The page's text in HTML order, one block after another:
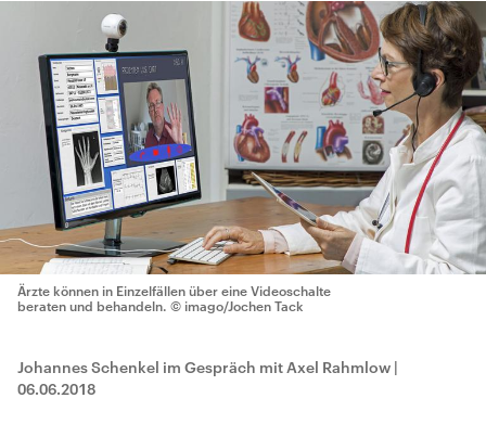
Ärzte können in Einzelfällen über eine Videoschalte
beraten und behandeln. © imago/Jochen Tack
Johannes Schenkel im Gespräch mit Axel Rahmlow |
06.06.2018